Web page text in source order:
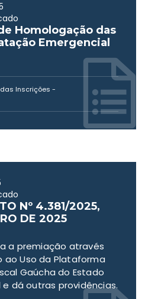
Homologação das
Emergencial
Inscrições -
Nº 4.381/2025,
DE 2025
a premiação através
ao Uso da Plataforma
Gaúcha do Estado
e dá outras providências.